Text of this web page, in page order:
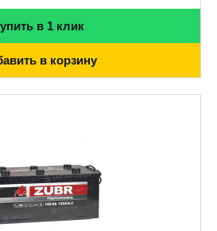
в 1 клик
в корзину